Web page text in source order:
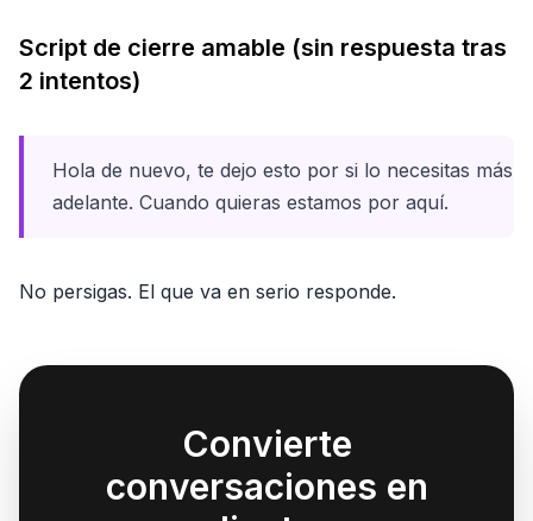
Script de cierre amable (sin respuesta tras
2 intentos)
Hola de nuevo, te dejo esto por si lo necesitas más
adelante. Cuando quieras estamos por aquí.
No persigas. El que va en serio responde.
Convierte
conversaciones en